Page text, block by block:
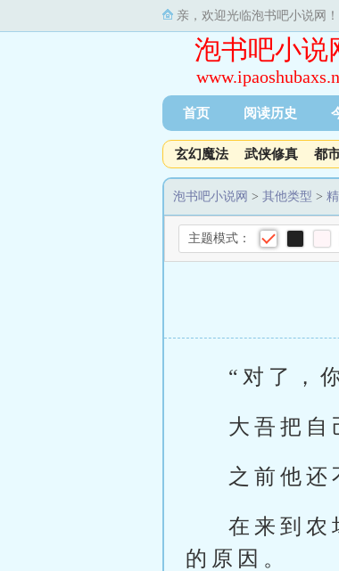
亲，欢迎光临泡书吧小说网！
泡书吧小说
首页 阅读历史
玄幻魔法 武侠修真 都
泡书吧小说网 > 其他类型 >
主题模式：
“对了，
大吾把自
之前他还
在来到农
的原因。